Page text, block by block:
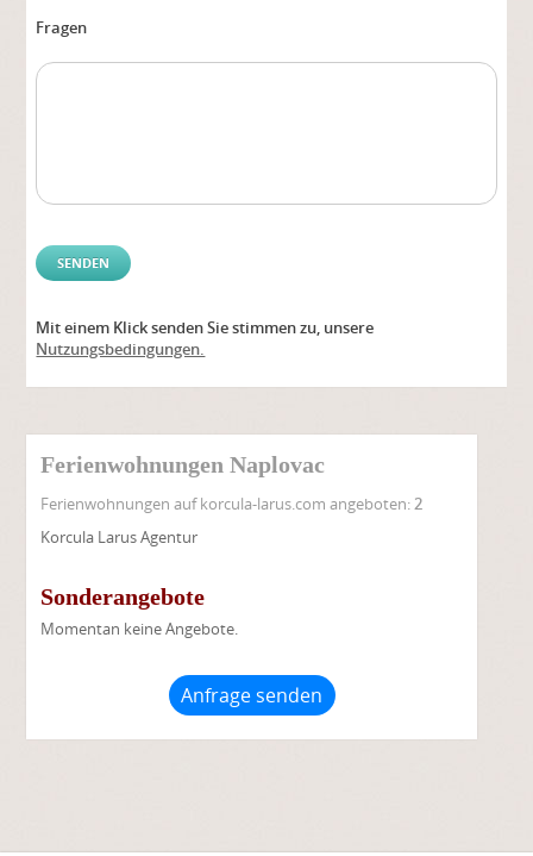
Fragen
Mit einem Klick senden Sie stimmen zu, unsere
Nutzungsbedingungen.
Ferienwohnungen Naplovac
Ferienwohnungen auf korcula-larus.com angeboten:2
Korcula Larus Agentur
Sonderangebote
Momentan keine Angebote.
Anfrage senden